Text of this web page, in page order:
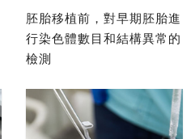
胚胎移植前，對早期胚胎進
行染色體數目和結構異常的
檢測